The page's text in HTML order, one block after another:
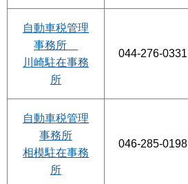
自動車税管理
事務所
川崎駐在事務
所
044-276-0331
自動車税管理
事務所
相模駐在事務
所
046-285-0198